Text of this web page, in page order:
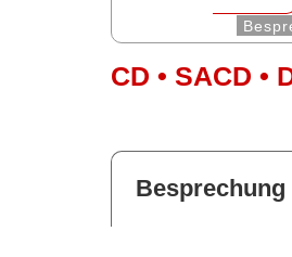
CD • SACD •